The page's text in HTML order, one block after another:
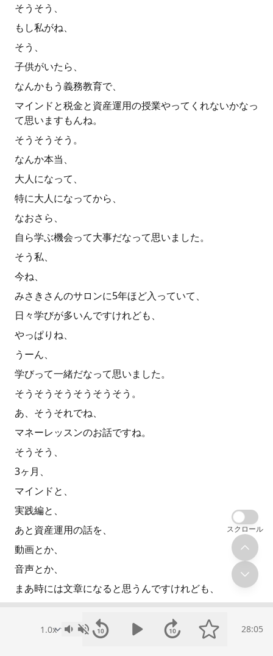
そうそう、
もし私がね、
そう、
子供がいたら、
なんかもう義務教育で、
マインドと税金と資産運用の授業やってくれないかなっ
て思いますもんね。
そうそうそう。
なんか本当、
大人になって、
特に大人になってから、
なおさら、
自ら学ぶ機会って大事だなって思いました。
そう私、
今ね、
みさきさんのサロンに5年ほど入っていて、
日々学びが多いんですけれども、
やっぱりね、
うーん、
学びって一緒だなって思いました。
そうそうそうそうそうそう。
あ、そうそれでね、
マネーレッスンのお話ですね。
そうそう、
3ヶ月、
マインドと、
実践編と、
あと資産運用の話を、
動画とか、
音声とか、
まあ時には文章になると思うんですけれども、
そうそうシェアしていきたいなって思ってます、
28:05
スクロール